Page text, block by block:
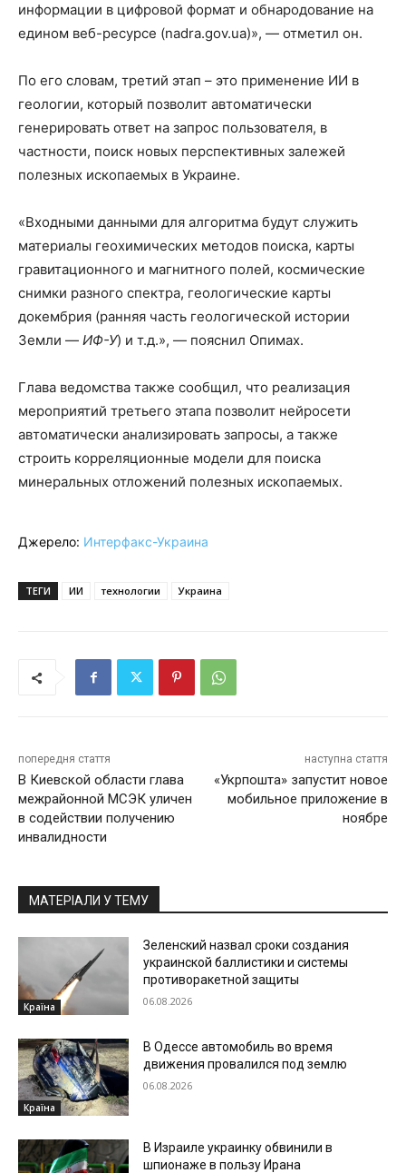
информации в цифровой формат и обнародование на
едином веб-ресурсе (nadra.gov.ua)», — отметил он.
По его словам, третий этап – это применение ИИ в
геологии, который позволит автоматически
генерировать ответ на запрос пользователя, в
частности, поиск новых перспективных залежей
полезных ископаемых в Украине.
«Входными данными для алгоритма будут служить
материалы геохимических методов поиска, карты
гравитационного и магнитного полей, космические
снимки разного спектра, геологические карты
докембрия (ранняя часть геологической истории
Земли — ИФ-У) и т.д.», — пояснил Опимах.
Глава ведомства также сообщил, что реализация
мероприятий третьего этапа позволит нейросети
автоматически анализировать запросы, а также
строить корреляционные модели для поиска
минеральных отложений полезных ископаемых.
Джерело: Интерфакс-Украина
ТЕГИ ИИ технологии Украина
попередня стаття
В Киевской области глава
межрайонной МСЭК уличен
в содействии получению
инвалидности
наступна стаття
«Укрпошта» запустит новое
мобильное приложение в
ноябре
МАТЕРІАЛИ У ТЕМУ
Країна
Зеленский назвал сроки создания
украинской баллистики и системы
противоракетной защиты
06.08.2026
Країна
В Одессе автомобиль во время
движения провалился под землю
06.08.2026
В Израиле украинку обвинили в
шпионаже в пользу Ирана